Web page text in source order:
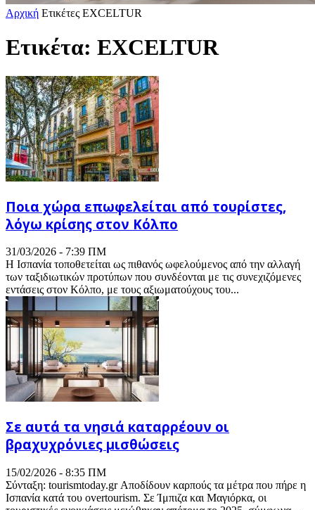
Αρχική Ετικέτες EXCELTUR
Ετικέτα: EXCELTUR
Ποια χώρα επωφελείται από τουρίστες,
λόγω κρίσης στον Κόλπο
31/03/2026 - 7:39 ΠΜ
Η Ισπανία τοποθετείται ως πιθανός ωφελούμενος από την αλλαγή
των ταξιδιωτικών προτύπων που συνδέονται με τις συνεχιζόμενες
εντάσεις στον Κόλπο, με τους αξιωματούχους του...
Σε αυτά τα νησιά καταρρέουν οι
βραχυχρόνιες μισθώσεις
15/02/2026 - 8:35 ΠΜ
Σύνταξη: tourismtoday.gr Αποδίδουν καρπούς τα μέτρα που πήρε η
Ισπανία κατά του overtourism. Σε Ίμπιζα και Μαγιόρκα, οι